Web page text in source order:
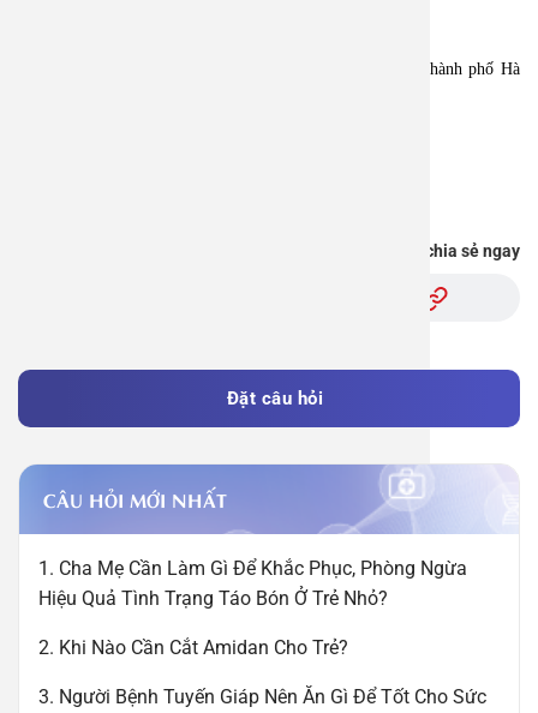
Địa chỉ: 1E Số 1E Trường Chinh, Phường Tương Mai, Thành phố Hà
Bạn thấy thông tin này hữu ích, chia sẻ ngay
Đặt câu hỏi
CÂU HỎI MỚI NHẤT
1. Cha Mẹ Cần Làm Gì Để Khắc Phục, Phòng Ngừa
Hiệu Quả Tình Trạng Táo Bón Ở Trẻ Nhỏ?
2. Khi Nào Cần Cắt Amidan Cho Trẻ?
3. Người Bệnh Tuyến Giáp Nên Ăn Gì Để Tốt Cho Sức